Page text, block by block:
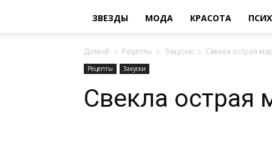
ЗВЕЗДЫ МОДА КРАСОТА
Домой Рецепты Закуски Свекла острая
Рецепты Закуски
Свекла острая